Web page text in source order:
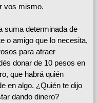
vos mismo.
suma determinada de
o amigo que lo necesita,
para atraer
donar de 10 pesos en
que habrá quién
en algo. ¿Quién te dijo
dando dinero?